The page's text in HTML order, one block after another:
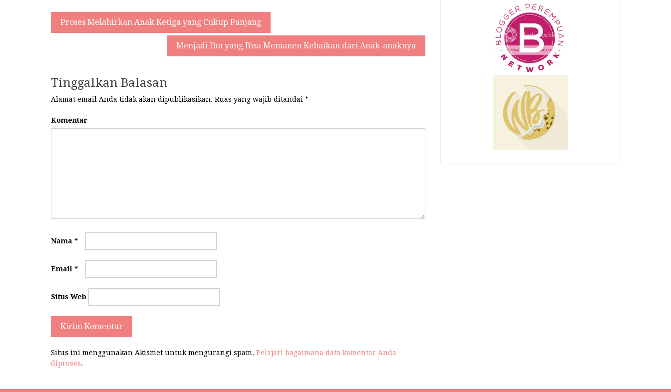
Navigasi
Proses Melahirkan Anak Ketiga yang Cukup Panjang
Menjadi Ibu yang Bisa Memanen Kebaikan dari Anak-anaknya
Tinggalkan Balasan
Alamat email Anda tidak akan dipublikasikan. Ruas yang wajib ditandai *
Komentar
Nama *
Email *
Situs Web
Situs ini menggunakan Akismet untuk mengurangi spam. Pelajari bagaimana data komentar Anda
diproses.